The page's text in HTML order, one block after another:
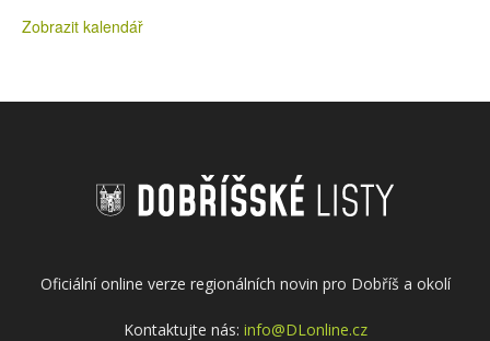
Zobrazit kalendář
Oficiální online verze regionálních novin pro Dobříš a okolí
Kontaktujte nás: info@DLonline.cz